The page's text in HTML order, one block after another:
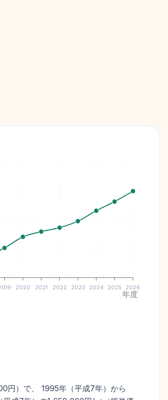
2020 2021 2022 2023 2024 2025 2026
年度
円）で、 1995年（平成7年）から